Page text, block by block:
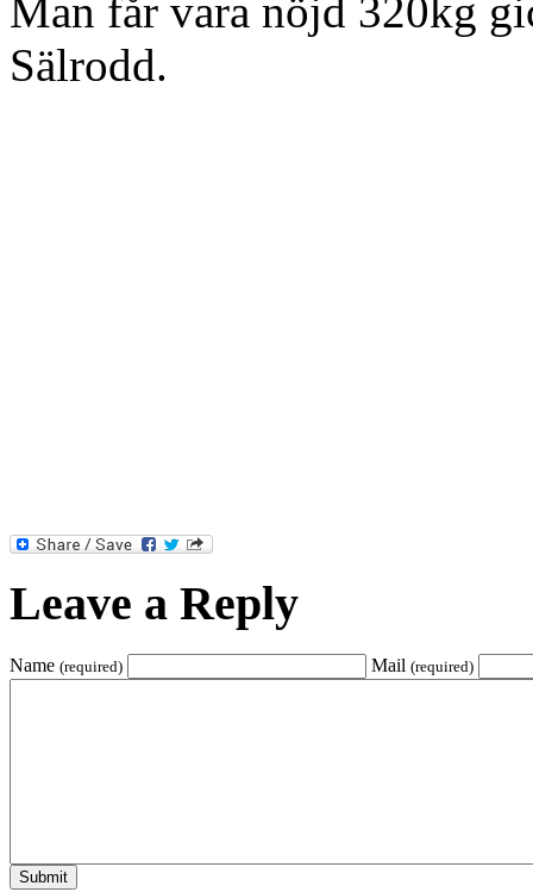
Man får vara nöjd 320kg
Sälrodd.
Leave a Reply
Name (required) Mail (required)